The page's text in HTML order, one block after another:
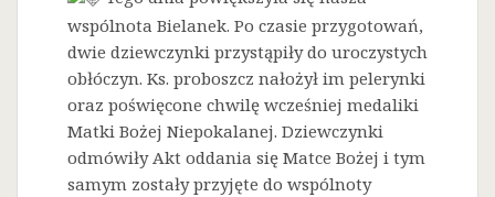
wspólnota Bielanek. Po czasie przygotowań,
dwie dziewczynki przystąpiły do uroczystych
obłóczyn. Ks. proboszcz nałożył im pelerynki
oraz poświęcone chwilę wcześniej medaliki
Matki Bożej Niepokalanej. Dziewczynki
odmówiły Akt oddania się Matce Bożej i tym
samym zostały przyjęte do wspólnoty